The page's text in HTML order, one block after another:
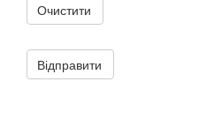
Очистити
Відправити